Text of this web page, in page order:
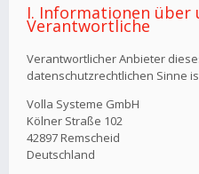
I. Informationen über
Verantwortliche
Verantwortlicher Anbieter
datenschutzrechtlichen Sinne
Volla Systeme GmbH
Kölner Straße 102
42897 Remscheid
Deutschland